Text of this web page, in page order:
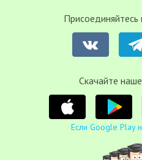
Присоединяйтесь
Cкачайте
Если Google Play